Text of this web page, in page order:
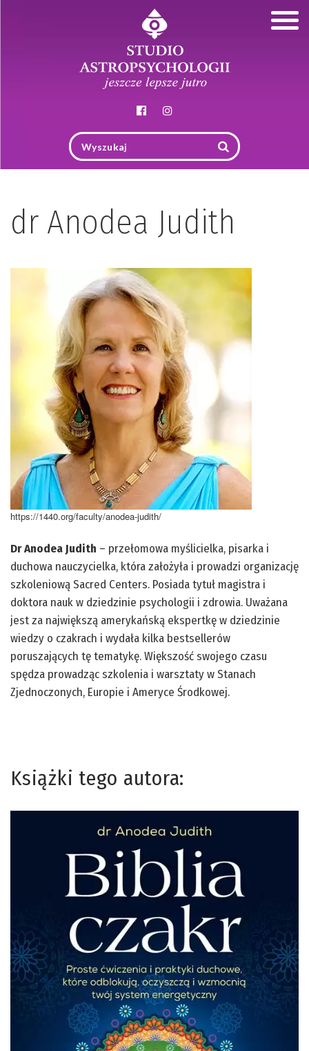
dr Anodea Judith
https://1440.org/faculty/anodea-judith/
Dr Anodea Judith – przełomowa myślicielka, pisarka i
duchowa nauczycielka, która założyła i prowadzi organizację
szkoleniową Sacred Centers. Posiada tytuł magistra i
doktora nauk w dziedzinie psychologii i zdrowia. Uważana
jest za największą amerykańską ekspertkę w dziedzinie
wiedzy o czakrach i wydała kilka bestsellerów
poruszających tę tematykę. Większość swojego czasu
spędza prowadząc szkolenia i warsztaty w Stanach
Zjednoczonych, Europie i Ameryce Środkowej.
Książki tego autora: